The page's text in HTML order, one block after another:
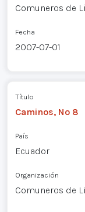
Comuneros de
Fecha
2007-07-01
Título
Caminos, Nº 8
País
Ecuador
Organización
Comuneros de